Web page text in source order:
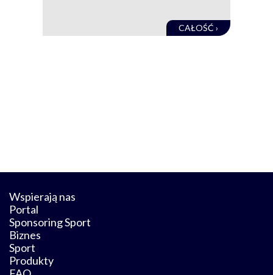
CAŁOŚĆ ›
Wspierają nas
Portal
Sponsoring Sport
Biznes
Sport
Produkty